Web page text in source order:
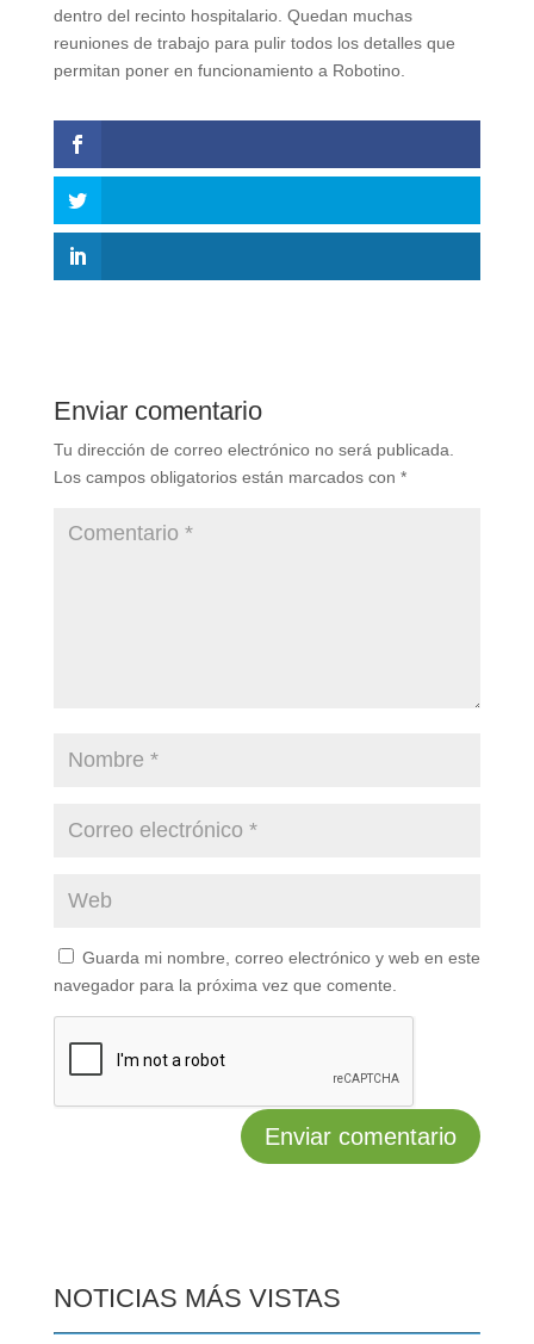
dentro del recinto hospitalario. Quedan muchas
reuniones de trabajo para pulir todos los detalles que
permitan poner en funcionamiento a Robotino.
Enviar comentario
Tu dirección de correo electrónico no será publicada.
Los campos obligatorios están marcados con *
Guarda mi nombre, correo electrónico y web en este
navegador para la próxima vez que comente.
NOTICIAS MÁS VISTAS